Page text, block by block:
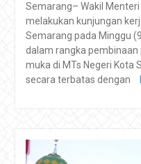
Semarang– Wakil
melakukan kunjungan
Semarang pada Minggu
dalam rangka
muka di MTs Negeri Kota
secara terbatas dengan